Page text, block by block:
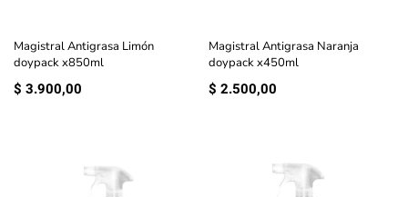
Magistral Antigrasa Limón
doypack x850ml
$ 3.900,00
Magistral Antigrasa Naranja
doypack x450ml
$ 2.500,00